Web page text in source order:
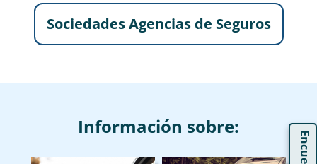
Sociedades Agencias de Seguros
Información sobre: